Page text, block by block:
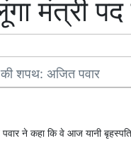
मंत्री
शपथ: अजित पवार
पवार ने कहा कि वे आज यानी